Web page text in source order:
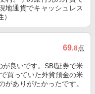
地通貨でキャッシュレス
69.8点
が良いです。SBI証券で米
買っていた外貨預金の米
がありがたかったです。